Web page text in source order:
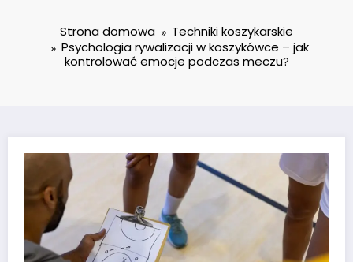
Strona domowa
Techniki koszykarskie
Psychologia rywalizacji w koszykówce – jak
kontrolować emocje podczas meczu?